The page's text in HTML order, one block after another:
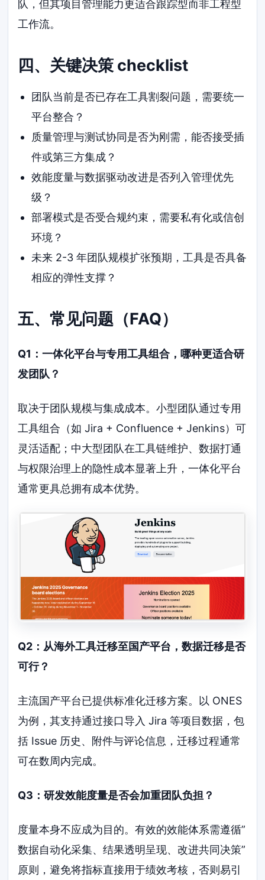
队，但其项目管理能力更适合跟踪型而非工程型
工作流。
四、关键决策 checklist
团队当前是否已存在工具割裂问题，需要统一
平台整合？
质量管理与测试协同是否为刚需，能否接受插
件或第三方集成？
效能度量与数据驱动改进是否列入管理优先
级？
部署模式是否受合规约束，需要私有化或信创
环境？
未来 2-3 年团队规模扩张预期，工具是否具备
相应的弹性支撑？
五、常见问题（FAQ）
Q1：一体化平台与专用工具组合，哪种更适合研
发团队？
取决于团队规模与集成成本。小型团队通过专用
工具组合（如 Jira + Confluence + Jenkins）可
灵活适配；中大型团队在工具链维护、数据打通
与权限治理上的隐性成本显著上升，一体化平台
通常更具总拥有成本优势。
Q2：从海外工具迁移至国产平台，数据迁移是否
可行？
主流国产平台已提供标准化迁移方案。以 ONES
为例，其支持通过接口导入 Jira 等项目数据，包
括 Issue 历史、附件与评论信息，迁移过程通常
可在数周内完成。
Q3：研发效能度量是否会加重团队负担？
度量本身不应成为目的。有效的效能体系需遵循”
数据自动化采集、结果透明呈现、改进共同决策”
原则，避免将指标直接用于绩效考核，否则易引